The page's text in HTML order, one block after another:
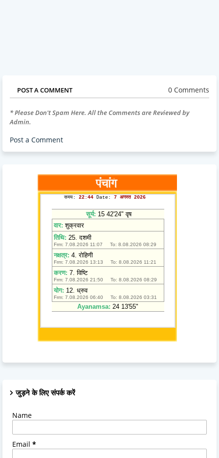
POST A COMMENT 0 Comments
* Please Don't Spam Here. All the Comments are Reviewed by
Admin.
Post a Comment
जुड़ने के लिए संपर्क करें
Name
Email *